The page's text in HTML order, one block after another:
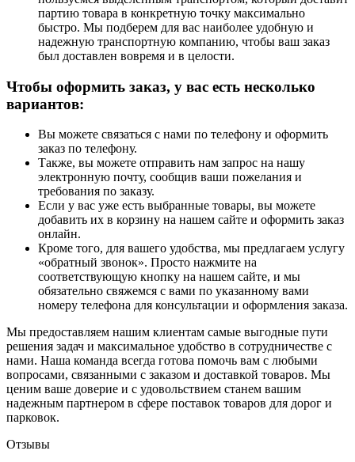
партию товара в конкретную точку максимально
быстро. Мы подберем для вас наиболее удобную и
надежную транспортную компанию, чтобы ваш заказ
был доставлен вовремя и в целости.
Чтобы оформить заказ, у вас есть несколько
вариантов:
Вы можете связаться с нами по телефону и оформить
заказ по телефону.
Также, вы можете отправить нам запрос на нашу
электронную почту, сообщив ваши пожелания и
требования по заказу.
Если у вас уже есть выбранные товары, вы можете
добавить их в корзину на нашем сайте и оформить заказ
онлайн.
Кроме того, для вашего удобства, мы предлагаем услугу
«обратный звонок». Просто нажмите на
соответствующую кнопку на нашем сайте, и мы
обязательно свяжемся с вами по указанному вами
номеру телефона для консультации и оформления заказа.
Мы предоставляем нашим клиентам самые выгодные пути
решения задач и максимальное удобство в сотрудничестве с
нами. Наша команда всегда готова помочь вам с любыми
вопросами, связанными с заказом и доставкой товаров. Мы
ценим ваше доверие и с удовольствием станем вашим
надежным партнером в сфере поставок товаров для дорог и
парковок.
Отзывы